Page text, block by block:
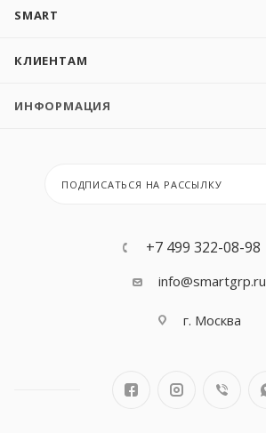
SMART
КЛИЕНТАМ
ИНФОРМАЦИЯ
ПОДПИСАТЬСЯ НА РАССЫЛКУ
+7 499 322-08-98
info@smartgrp.ru
г. Москва